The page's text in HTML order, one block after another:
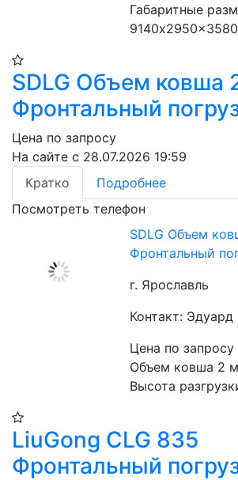
Габаритные
SDLG Объем ковша
Фронтальный
Цена по запросу
На сайте с 28.07.2026 19:59
Кратко
Подробнее
Посмотреть телефон
SDLG Объем
Фронтальный
г. Ярославль
Контакт: Эдуард
Цена по запросу
Объем ковша 2
Высота
LiuGong CLG 835
Фронтальный